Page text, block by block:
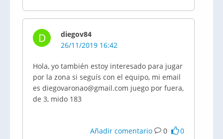
D
diegov84
26/11/2019 16:42
Hola, yo también estoy interesado para jugar
por la zona si seguís con el equipo, mi email
es diegovaronao@gmail.com juego por fuera,
de 3, mido 183
Añadir comentario 0 0